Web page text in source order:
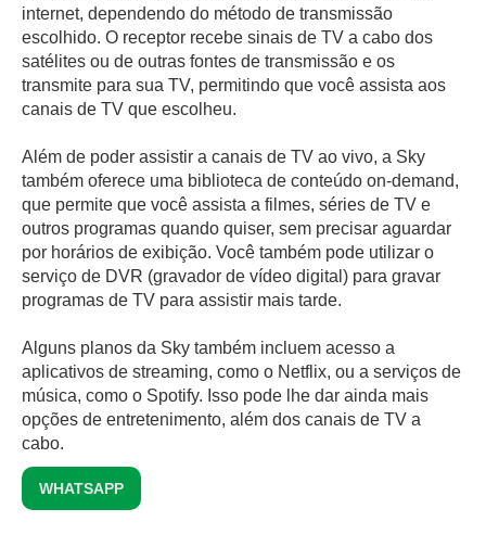
internet, dependendo do método de transmissão
escolhido. O receptor recebe sinais de TV a cabo dos
satélites ou de outras fontes de transmissão e os
transmite para sua TV, permitindo que você assista aos
canais de TV que escolheu.
Além de poder assistir a canais de TV ao vivo, a Sky
também oferece uma biblioteca de conteúdo on-demand,
que permite que você assista a filmes, séries de TV e
outros programas quando quiser, sem precisar aguardar
por horários de exibição. Você também pode utilizar o
serviço de DVR (gravador de vídeo digital) para gravar
programas de TV para assistir mais tarde.
Alguns planos da Sky também incluem acesso a
aplicativos de streaming, como o Netflix, ou a serviços de
música, como o Spotify. Isso pode lhe dar ainda mais
opções de entretenimento, além dos canais de TV a
cabo.
WHATSAPP